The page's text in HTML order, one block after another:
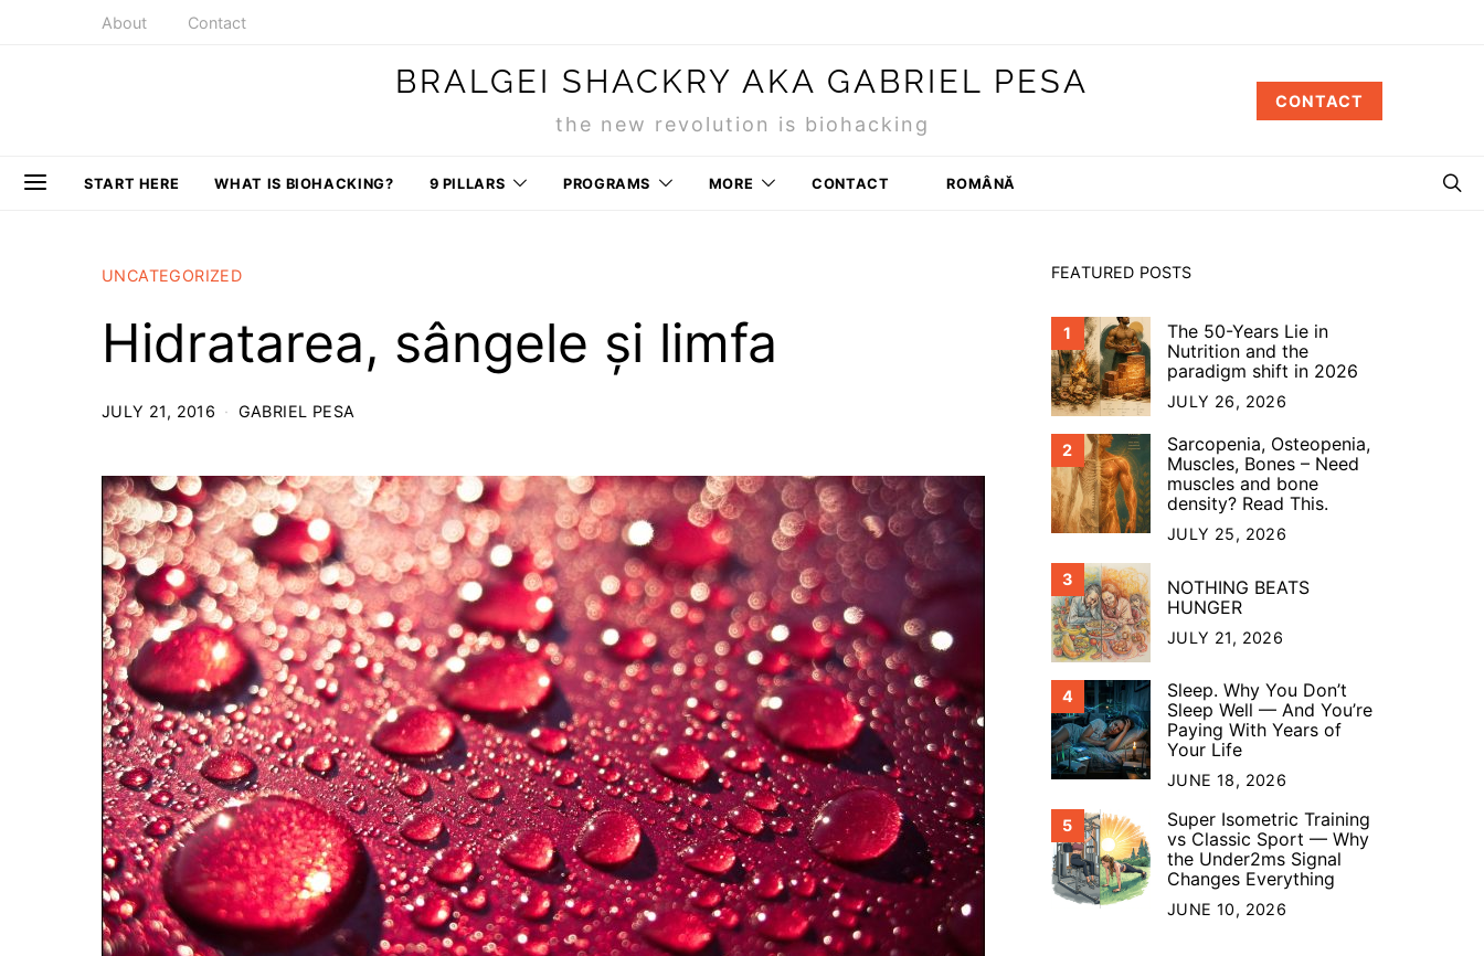
About Contact
BRALGEI SHACKRY AKA GABRIEL PESA
the new revolution is biohacking
CONTACT
START HERE WHAT IS BIOHACKING? 9 PILLARS PROGRAMS MORE CONTACT ROMÂNĂ
UNCATEGORIZED
Hidratarea, sângele și limfa
JULY 21, 2016 GABRIEL PESA
FEATURED POSTS
1
The 50-Years Lie in
Nutrition and the
paradigm shift in 2026
JULY 26, 2026
2
Sarcopenia, Osteopenia,
Muscles, Bones – Need
muscles and bone
density? Read This.
JULY 25, 2026
3
NOTHING BEATS
HUNGER
JULY 21, 2026
4
Sleep. Why You Don’t
Sleep Well — And You’re
Paying With Years of
Your Life
JUNE 18, 2026
5
Super Isometric Training
vs Classic Sport — Why
the Under2ms Signal
Changes Everything
JUNE 10, 2026